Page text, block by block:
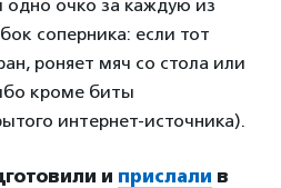
одно очко за каждую из
соперника: если тот
роняет мяч со стола или
кроме биты
интернет-источника).
и прислали в